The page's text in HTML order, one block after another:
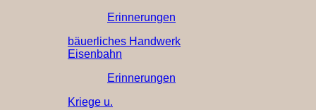
Erinnerungen
bäuerliches Handwerk
Eisenbahn
Erinnerungen
Kriege u.